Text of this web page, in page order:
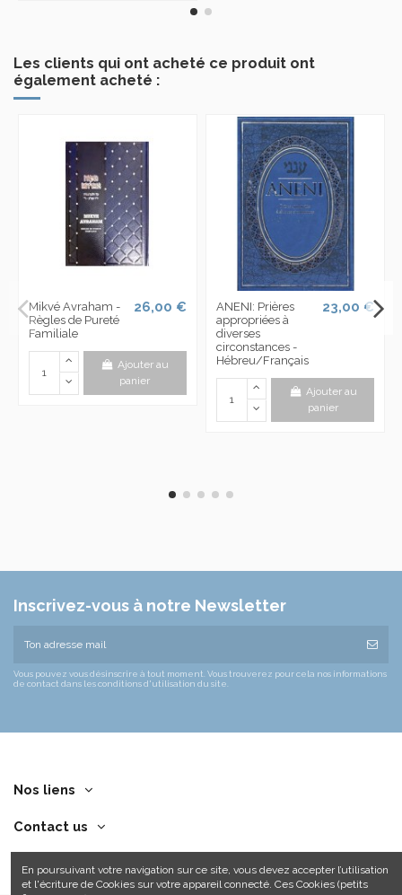
Les clients qui ont acheté ce produit ont
également acheté :
Mikvé Avraham -
Règles de Pureté
Familiale
26,00 €
Ajouter au
panier
ANENI: Prières
appropriées à
diverses
circonstances -
Hébreu/Français
23,00 €
Ajouter au
panier
Inscrivez-vous à notre Newsletter
Vous pouvez vous désinscrire à tout moment. Vous trouverez pour cela nos informations
de contact dans les conditions d'utilisation du site.
Nos liens
Contact us
En poursuivant votre navigation sur ce site, vous devez accepter l’utilisation
et l'écriture de Cookies sur votre appareil connecté. Ces Cookies (petits